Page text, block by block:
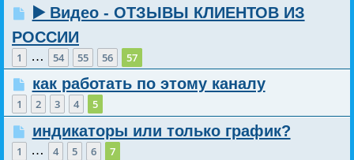
▶️ Видео - ОТЗЫВЫ КЛИЕНТОВ ИЗ
РОССИИ
1 … 54 55 56 57
как работать по этому каналу
1 2 3 4 5
индикаторы или только график?
1 … 4 5 6 7